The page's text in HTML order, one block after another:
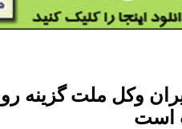
وکل ملت گزینه
است